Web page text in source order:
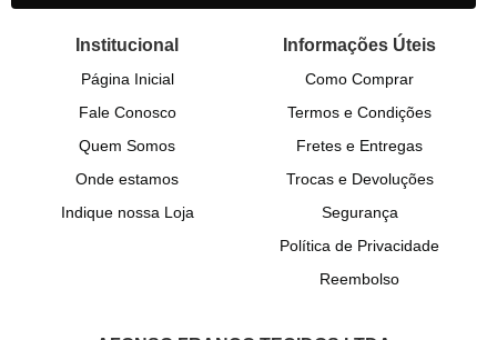
Institucional
Página Inicial
Fale Conosco
Quem Somos
Onde estamos
Indique nossa Loja
Informações Úteis
Como Comprar
Termos e Condições
Fretes e Entregas
Trocas e Devoluções
Segurança
Política de Privacidade
Reembolso